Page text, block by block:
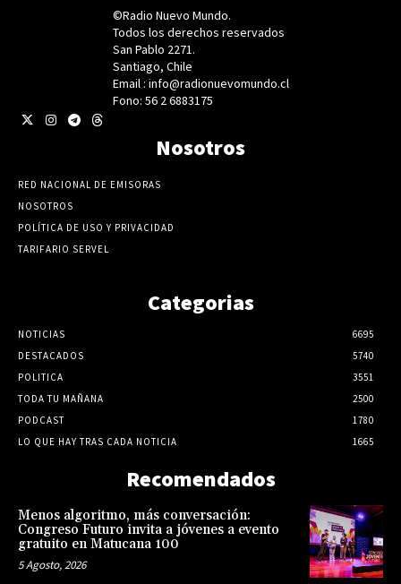
©Radio Nuevo Mundo.
Todos los derechos reservados
San Pablo 2271.
Santiago, Chile
Email : info@radionuevomundo.cl
Fono: 56 2 6883175
Nosotros
RED NACIONAL DE EMISORAS
NOSOTROS
POLÍTICA DE USO Y PRIVACIDAD
TARIFARIO SERVEL
Categorias
NOTICIAS
6695
DESTACADOS
5740
POLITICA
3551
TODA TU MAÑANA
2500
PODCAST
1780
LO QUE HAY TRAS CADA NOTICIA
1665
Recomendados
Menos algoritmo, más conversación:
Congreso Futuro invita a jóvenes a evento
gratuito en Matucana 100
5 Agosto, 2026